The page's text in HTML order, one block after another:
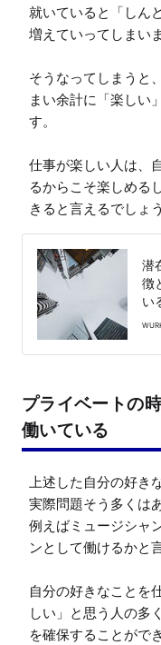
就いていると「しん
増えていってしまいま
そうなってしまうと
まい余計に「楽しい
す。
仕事が楽しい人は、
るからこそ楽しめる
きると言えるでしょう
潜
徴
い
プライベートの
働いている
上述した自分の好き
実際問題そう多くは
例えばミュージシャ
ンとして働けるかと
自分の好きなことを
しい」と思う人の多
を確保することがで